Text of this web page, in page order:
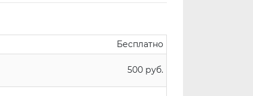
Бесплатно
500 руб.